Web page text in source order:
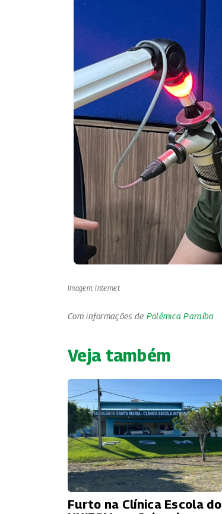
Imagem: Internet
Com informações de Polêmica Paraíba
Veja também
Furto na Clínica Escola do